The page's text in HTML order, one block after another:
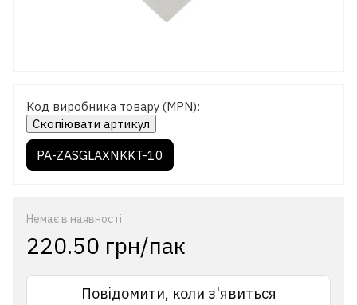
Код виробника товару (MPN):
Скопіювати артикул
PA-ZASGLAXNKKT-10
Немає в наявності
220.50 грн/пак
Повідомити, коли з'явиться